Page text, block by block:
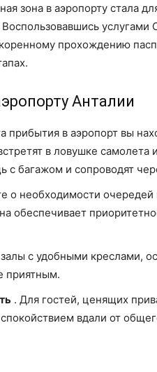
зона в аэропорту стала
услугами
прохождению
Анталии
прибытия в аэропорт вы
в ловушке самолета
с багажом и сопроводят
о необходимости очередей
обеспечивает
с удобными креслами,
приятным.
. Для гостей, ценящих
вдали от